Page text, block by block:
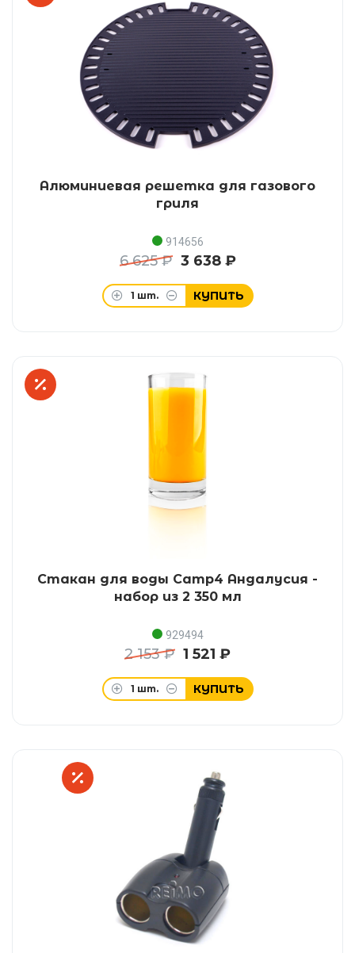
Алюминиевая решетка для газового
гриля
914656
6 625 ₽ 3 638 ₽
1 шт. КУПИТЬ
Стакан для воды Camp4 Андалусия -
набор из 2 350 мл
929494
2 153 ₽ 1 521 ₽
1 шт. КУПИТЬ